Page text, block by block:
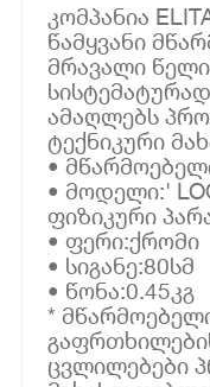
კომპანია
წამყვანი
მრავალი
ამაღლებს
ტექნიკური
•
• მოდელი:'
ფიზიკური
• ფერი:ქრომი
• სიგანე:80სმ
• წონა:0.45კგ
*
ცვლილებები